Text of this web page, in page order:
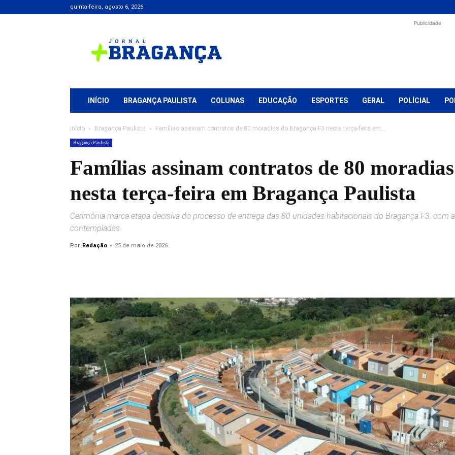
quinta-feira, agosto 6, 2026
+
Bragança
Publicidade
INÍCIO BRAGANÇA PAULISTA COLUNAS EDUCAÇÃO ESPORTES GERAL POLÍCIAL
Início Bragança Paulista Famílias assinam contratos de 80 moradias do Bragança F3 nesta terça-feira em...
Bragança Paulista
Famílias assinam contratos de 80
nesta terça-feira em Bragança Paulista
Cerimônia marca etapa decisiva do processo de entrega das 80 unidades habitacionais do Bragança F3, com
contempladas.
Por Redação - 25 de maio de 2026